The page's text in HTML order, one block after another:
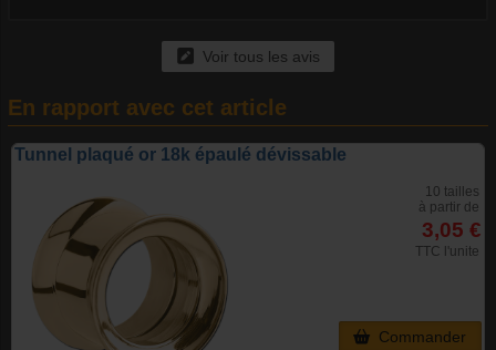
Voir tous les avis
En rapport avec cet article
Tunnel plaqué or 18k épaulé dévissable
10 tailles
à partir de
3,05 €
TTC l'unite
Commander